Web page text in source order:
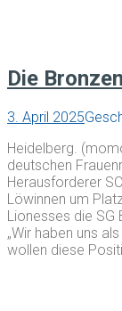
Die
3. April 2025
Heidelberg.
deutschen
Herausforderer
Löwinnen um
Lionesses die SG
„Wir haben uns
wollen diese